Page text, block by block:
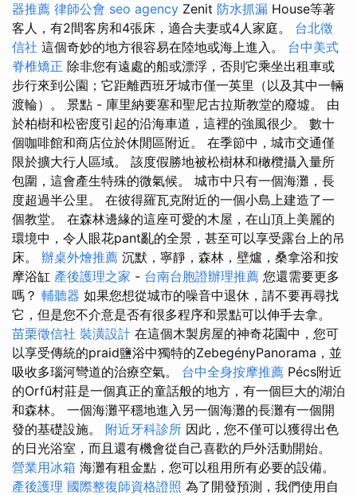
器推薦 律師公會 seo agency Zenit 防水抓漏 House等著
客人，有2間客房和4張床，適合夫妻或4人家庭。 台北徵
信社 這個奇妙的地方很容易在陸地或海上進入。 台中美式
脊椎矯正 除非您有遠處的船或漂浮，否則它乘坐出租車或
步行來到公園；它距離西班牙城市僅一英里（以及其中一輛
渡輪）。 景點 - 庫里納要塞和聖尼古拉斯教堂的廢墟。 由
於柏樹和松密度引起的沿海車道，這裡的強風很少。 數十
個咖啡館和商店位於休閒區附近。 在季節中，城市交通僅
限於擴大行人區域。 該度假勝地被松樹林和橄欖攝入量所
包圍，這會產生特殊的微氣候。 城市中只有一個海灘，長
度超過半公里。 在彼得羅瓦克附近的一個小島上建造了一
個教堂。 在森林邊緣的這座可愛的木屋，在山頂上美麗的
環境中，令人眼花pant亂的全景，甚至可以享受露台上的吊
床。 辦桌外燴推薦 沉默，寧靜，森林，壁爐，桑拿浴和按
摩浴缸 產後護理之家 - 台南台胞證辦理推薦 您還需要更多
嗎？ 輔聽器 如果您想從城市的噪音中退休，請不要再尋找
它，但是您不介意是否有很多程序和景點可以伸手去拿。
苗栗徵信社 裝潢設計 在這個木製房屋的神奇花園中，您可
以享受傳統的praid鹽浴中獨特的ZebegényPanorama，並
吸收多瑙河彎道的治療空氣。 台中全身按摩推薦 Pécs附近
的Orfű村莊是一個真正的童話般的地方，有一個巨大的湖泊
和森林。 一個海灘平穩地進入另一個海灘的長灘有一個開
發的基礎設施。 附近牙科診所 因此，您不僅可以獲得出色
的日光浴室，而且還有機會從自己喜歡的戶外活動開始。
營業用冰箱 海灘有租金點，您可以租用所有必要的設備。
產後護理 國際整復師資格證照 為了開發預測，我們使用自